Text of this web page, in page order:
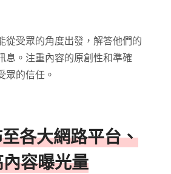
從受眾的角度出發，解答他們的
息。注重內容的原創性和準確
眾的信任。
各大網路平台、
容曝光量